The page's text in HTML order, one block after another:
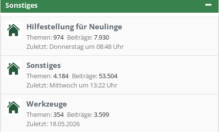
Sonstiges
Hilfestellung für Neulinge
Themen:974 Beiträge:7.930
Donnerstag um 08:48 Uhr
Sonstiges
Themen:4.184 Beiträge: 53.504
Mittwoch um 13:22 Uhr
Werkzeuge
Themen:354 Beiträge:3.599
18.05.2026